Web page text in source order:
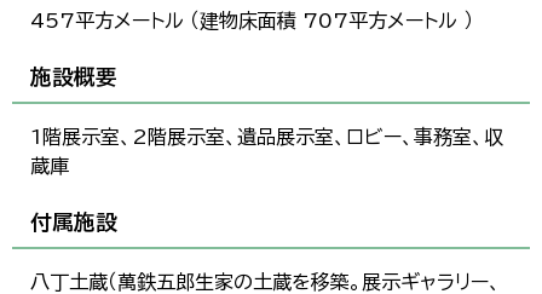
457平方メートル （建物床面積 707平方メートル ）
施設概要
1階展示室、2階展示室、遺品展示室、ロビー、事務室、収
蔵庫
付属施設
八丁土蔵（萬鉄五郎生家の土蔵を移築。展示ギャラリー、